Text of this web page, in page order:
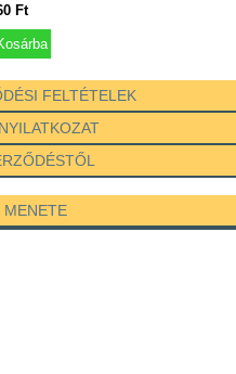
Ft
FELTÉTELEK
MENETE